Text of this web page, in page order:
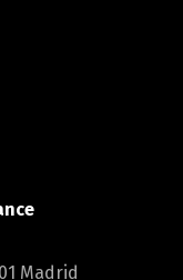
Madrid